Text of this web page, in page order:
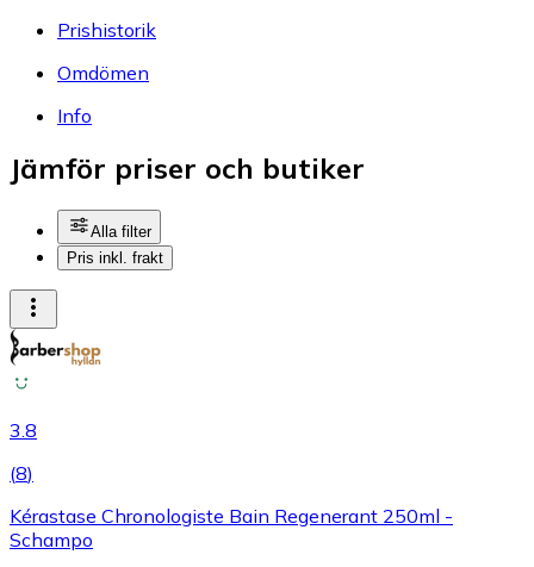
Prishistorik
Omdömen
Info
Jämför priser och butiker
Alla filter
Pris inkl. frakt
3.8
(8)
Kérastase Chronologiste Bain Regenerant 250ml -
Schampo